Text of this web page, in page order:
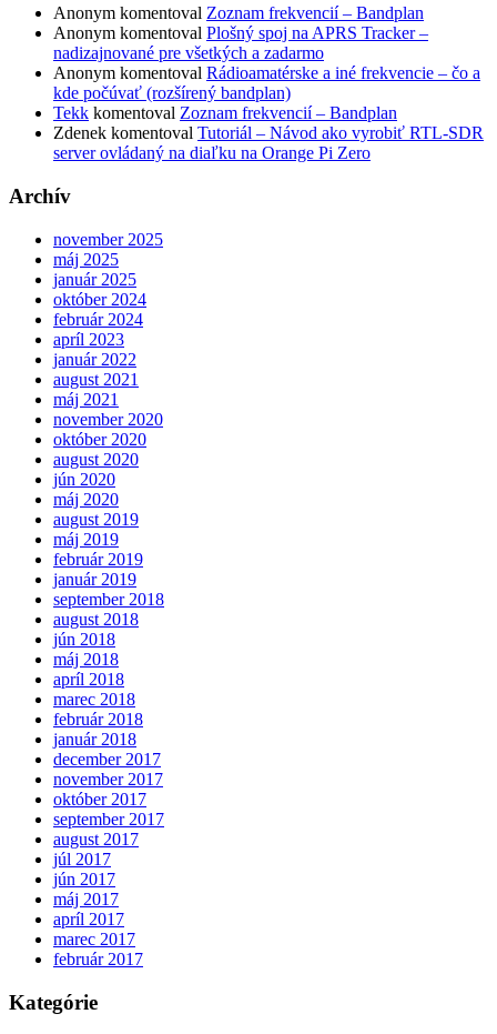
Anonym komentoval Zoznam frekvencií – Bandplan
Anonym komentoval Plošný spoj na APRS Tracker –
nadizajnované pre všetkých a zadarmo
Anonym komentoval Rádioamatérske a iné frekvencie – čo a
kde počúvať (rozšírený bandplan)
Tekk komentoval Zoznam frekvencií – Bandplan
Zdenek komentoval Tutoriál – Návod ako vyrobiť RTL-SDR
server ovládaný na diaľku na Orange Pi Zero
Archív
november 2025
máj 2025
január 2025
október 2024
február 2024
apríl 2023
január 2022
august 2021
máj 2021
november 2020
október 2020
august 2020
jún 2020
máj 2020
august 2019
máj 2019
február 2019
január 2019
september 2018
august 2018
jún 2018
máj 2018
apríl 2018
marec 2018
február 2018
január 2018
december 2017
november 2017
október 2017
september 2017
august 2017
júl 2017
jún 2017
máj 2017
apríl 2017
marec 2017
február 2017
Kategórie